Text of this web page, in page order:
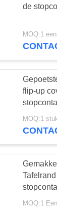
de
MOQ:1
flip-up
MOQ:1
MOQ:1